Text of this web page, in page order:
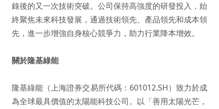
錄後的又一次技術突破。公司保持高強度的研發投入，始
終聚焦未來科技發展，通過技術領先、產品領先和成本領
先，進一步增強自身核心競爭力，助力行業降本增效。
關於隆基綠能
隆基綠能（上海證券交易所代碼：601012.SH）致力於成
為全球最具價值的太陽能科技公司。以「善用太陽光芒，